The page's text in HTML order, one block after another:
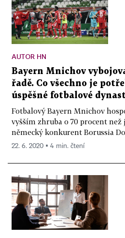
AUTOR HN
Bayern Mnichov
řadě. Co všechno je
úspěšné fotbalové
Fotbalový Bayern Mnichov
vyšším zhruba o 70 procent než
německý konkurent Borussia
22. 6. 2020 ▪ 4 min. čtení